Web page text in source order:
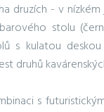
druzích - v
stolu
s kulatou
druhů
s